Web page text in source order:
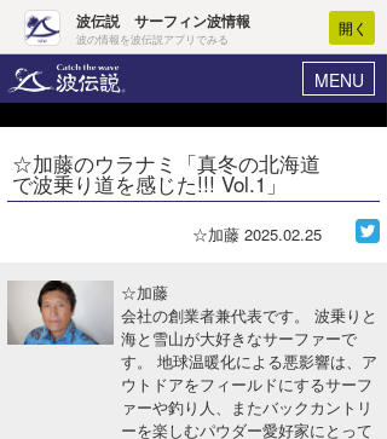
波伝説 サーフィン波情報
波の情報を波伝説アプリでみる
開く
MENU
ヘルプ マイホーム
ログイン
波情報･概況
WAVE HUNTER波予想ツール
☆加藤のウラナミ「真冬の北海道
で波乗り道を感じた!!! Vol.1」
☆加藤 2025.02.25
☆加藤
会社の創業者兼代表です。 波乗りと
海と雪山が大好きなサーファーで
す。 地球温暖化による悪影響は、ア
ウトドアをフィールドにするサーフ
ァーや釣り人、またバックカントリ
ーを楽しむパウダー愛好家にとって
Core Surf Japan
アート＆エンタメ